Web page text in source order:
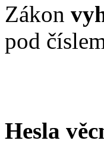
Zákon
pod
Hesla